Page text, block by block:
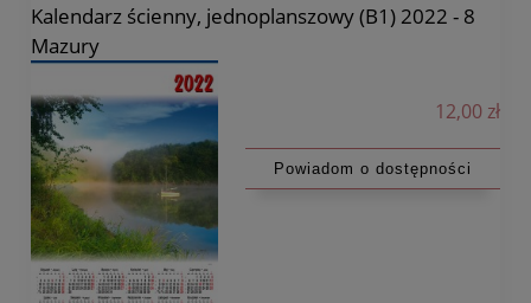
Kalendarz ścienny, jednoplanszowy (B1) 2022 - 8
Mazury
12,00 zł
Powiadom o dostępności